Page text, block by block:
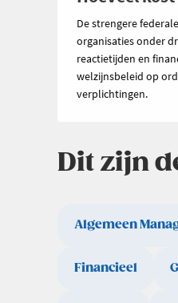
De strengere
organisaties onder
reactietijden en
welzijnsbeleid op
verplichtingen.
Dit zijn
Algemeen
Financieel